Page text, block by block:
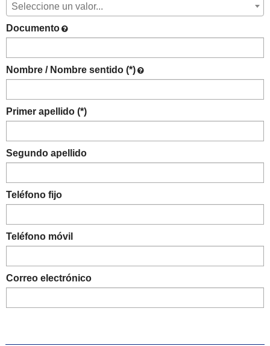
Seleccione un valor...
Documento
Nombre / Nombre sentido (*)
Primer apellido (*)
Segundo apellido
Teléfono fijo
Teléfono móvil
Correo electrónico